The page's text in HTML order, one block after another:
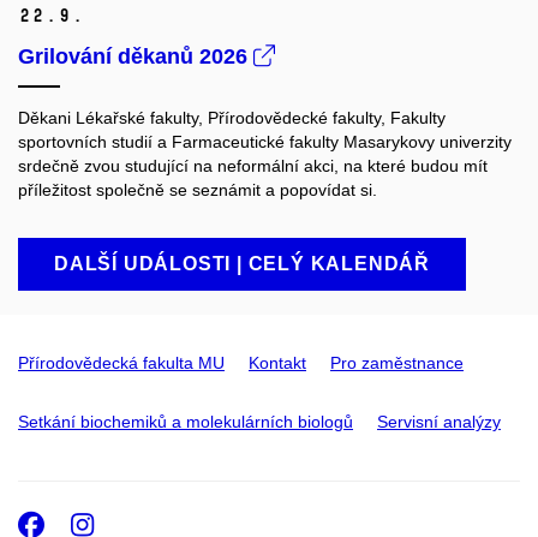
22. 9.
Grilování děkanů 2026
Děkani Lékařské fakulty, Přírodovědecké fakulty, Fakulty
sportovních studií a Farmaceutické fakulty Masarykovy univerzity
srdečně zvou studující na neformální akci, na které budou mít
příležitost společně se seznámit a popovídat si.
DALŠÍ UDÁLOSTI | CELÝ KALENDÁŘ
Přírodovědecká fakulta MU Kontakt Pro zaměstnance
Setkání biochemiků a molekulárních biologů Servisní analýzy
Facebook
Instagram